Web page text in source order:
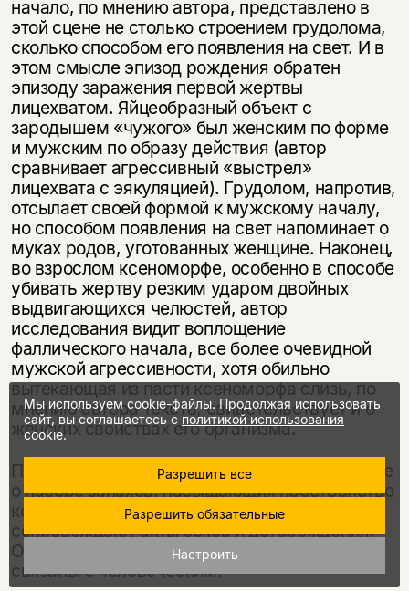
начало, по мнению автора, представлено в
этой сцене не столько строением грудолома,
сколько способом его появления на свет. И в
этом смысле эпизод рождения обратен
эпизоду заражения первой жертвы
лицехватом. Яйцеобразный объект с
зародышем «чужого» был женским по форме
и мужским по образу действия (автор
сравнивает агрессивный «выстрел»
лицехвата с эякуляцией). Грудолом, напротив,
отсылает своей формой к мужскому началу,
но способом появления на свет напоминает о
муках родов, уготованных женщине. Наконец,
во взрослом ксеноморфе, особенно в способе
убивать жертву резким ударом двойных
выдвигающихся челюстей, автор
исследования видит воплощение
фаллического начала, все более очевидной
мужской агрессивности, хотя обильно
вытекающая из пасти ксеноморфа слизь, по
мнению автора текста, свидетельствует и о
женских свойствах его организма.
Подобная интерпретация дает представление
о наборе запахов, насыщающих пространство
корабля. Это — телесные запахи, которые
сопровождают акты секса и деторождения.
Они связаны с органикой, но не всегда
связаны с человеческим.
Мы используем cookie-файлы. Продолжая использовать
сайт, вы соглашаетесь с политикой использования
cookie.
Разрешить все
Разрешить обязательные
Настроить